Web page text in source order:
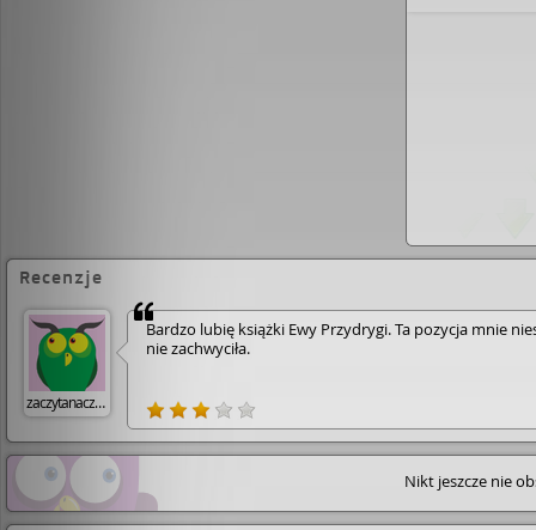
Recenzje
zaczytanaczytajka
Bardzo lubię książki Ewy Przydrygi. Ta pozycja mnie
nie zachwyciła.
Nikt jeszcze nie